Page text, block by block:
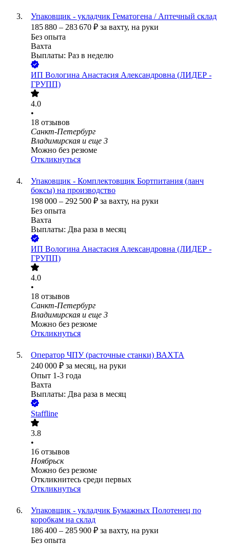
Упаковщик - укладчик Гематогена / Аптечный склад
185 880 – 283 670 ₽ за вахту, на руки
Без опыта
Вахта
Выплаты: Раз в неделю
ИП Вологина Анастасия Александровна (ЛИДЕР -
ГРУПП)
4.0
•
18 отзывов
Санкт-Петербург
Владимирская и еще 3
Можно без резюме
Откликнуться
Упаковщик - Комплектовщик Бортпитания (ланч
боксы) на производство
198 000 – 292 500 ₽ за вахту, на руки
Без опыта
Вахта
Выплаты: Два раза в месяц
ИП Вологина Анастасия Александровна (ЛИДЕР -
ГРУПП)
4.0
•
18 отзывов
Санкт-Петербург
Владимирская и еще 3
Можно без резюме
Откликнуться
Оператор ЧПУ (расточные станки) ВАХТА
240 000 ₽ за месяц, на руки
Опыт 1-3 года
Вахта
Выплаты: Два раза в месяц
Staffline
3.8
•
16 отзывов
Ноябрьск
Можно без резюме
Откликнитесь среди первых
Откликнуться
Упаковщик - укладчик Бумажных Полотенец по
коробкам на склад
186 400 – 285 900 ₽ за вахту, на руки
Без опыта